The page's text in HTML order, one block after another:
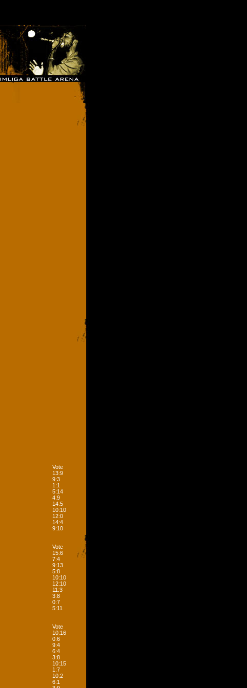
Vote
13:9
9:3
1:1
5:14
4:9
14:5
10:10
12:0
14:4
9:10
Vote
15:6
7:4
9:13
5:8
10:10
12:10
11:3
3:8
0:7
5:11
Vote
10:16
0:6
9:4
6:4
3:8
10:15
1:7
10:2
6:1